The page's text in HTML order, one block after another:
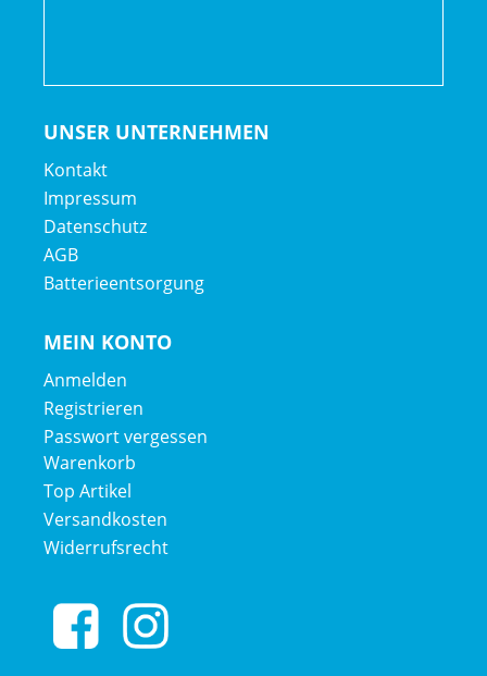
UNSER UNTERNEHMEN
Kontakt
Impressum
Datenschutz
AGB
Batterieentsorgung
MEIN KONTO
Anmelden
Registrieren
Passwort vergessen
Warenkorb
Top Artikel
Versandkosten
Widerrufsrecht